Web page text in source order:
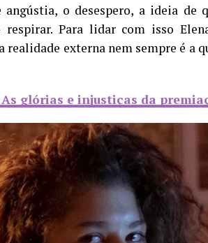
o desespero, a ideia de
Para lidar com isso
realidade externa nem sempre é a
As glórias e injustiças da